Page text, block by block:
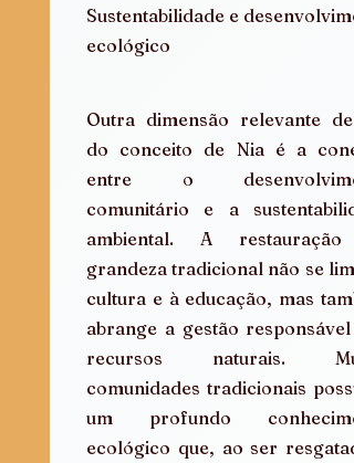
Sustentabilidade e
ecológico
Outra dimensão relevante
do conceito de Nia é a
entre o
comunitário e a
ambiental. A restauração
grandeza tradicional não se
cultura e à educação, mas
abrange a gestão responsável
recursos naturais.
comunidades tradicionais
um profundo
ecológico que, ao ser